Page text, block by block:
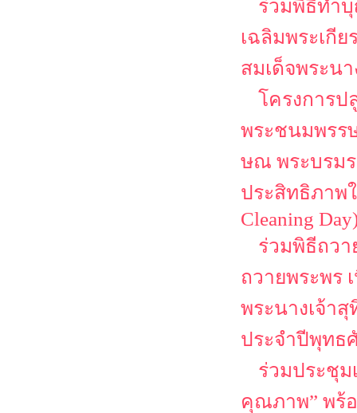
ร่วมพิธีทำ
เฉลิมพระเกี
สมเด็จพระน
โครงการป
พระชนมพรร
ษณ พระบรม
ประสิทธิภาพ
Cleaning
ร่วมพิธีถวา
ถวายพระพร
พระนางเจ้า
ประจำปีพุทธ
ร่วมประชุม
คุณภาพ” พร้